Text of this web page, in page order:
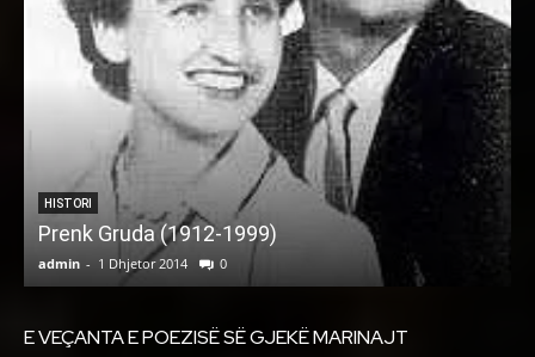
HISTORI
Prenk Gruda (1912-1999)
admin - 1 Dhjetor 2014 0
E VEÇANTA E POEZISË SË GJEKË MARINAJT